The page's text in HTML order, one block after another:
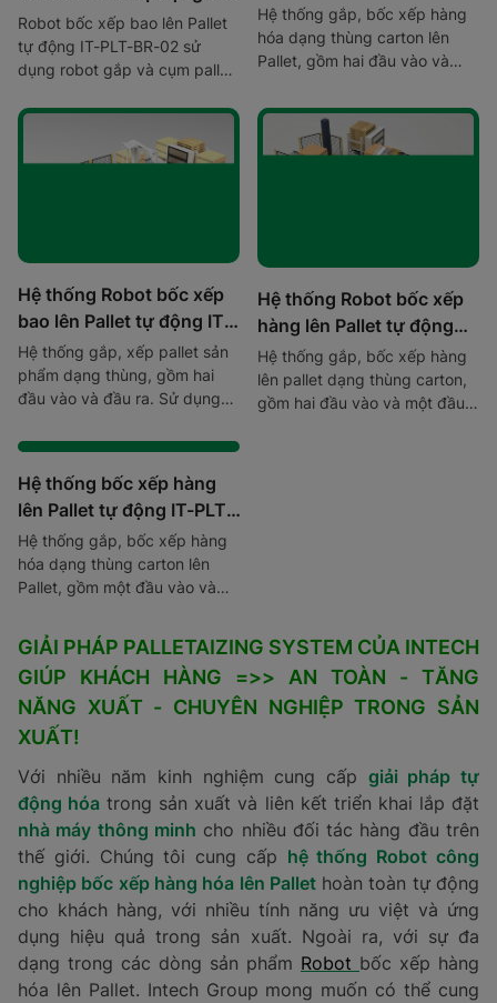
PLT-BR-02
Robot bốc xếp bao lên Pallet
tự động IT-PLT-BR-02 sử
dụng robot gắp và cụm pallet
tại đầu ra.
IT-PLT-CR-01
Hệ thống gắp, bốc xếp hàng
hóa dạng thùng carton lên
Pallet, gồm hai đầu vào và
cụm máy cấp pallet tự động.
Hệ thống Robot bốc xếp
bao lên Pallet tự động IT-
PLT-CR-02
Hệ thống gắp, xếp pallet sản
phẩm dạng thùng, gồm hai
đầu vào và đầu ra. Sử dụng
động và máy quấn màng tại
Hệ thống Robot bốc xếp
hàng lên Pallet tự động
IT-PLT-CR-03
Hệ thống gắp, bốc xếp hàng
lên pallet dạng thùng carton,
gồm hai đầu vào và một đầu
Hệ thống bốc xếp hàng
lên Pallet tự động IT-PLT-
CN-01
Hệ thống gắp, bốc xếp hàng
hóa dạng thùng carton lên
Pallet, gồm một đầu vào và
3 trục, cụm cấp pallet và
quấn màng tự động.
GIẢI PHÁP PALLETAIZING SYSTEM CỦA INTECH
GIÚP KHÁCH HÀNG =>> AN TOÀN - TĂNG
NĂNG XUẤT - CHUYÊN NGHIỆP TRONG SẢN
XUẤT!
Với nhiều năm kinh nghiệm cung cấp giải pháp tự
động hóa trong sản xuất và liên kết triển khai lắp đặt
nhà máy thông minh cho nhiều đối tác hàng đầu trên
thế giới. Chúng tôi cung cấp hệ thống Robot công
nghiệp bốc xếp hàng hóa lên Pallethoàn toàn tự động
cho khách hàng, với nhiều tính năng ưu việt và ứng
dụng hiệu quả trong sản xuất. Ngoài ra, với sự đa
dạng trong các dòng sản phẩm Robot bốc xếp hàng
hóa lên Pallet. Intech Group mong muốn có thể cung